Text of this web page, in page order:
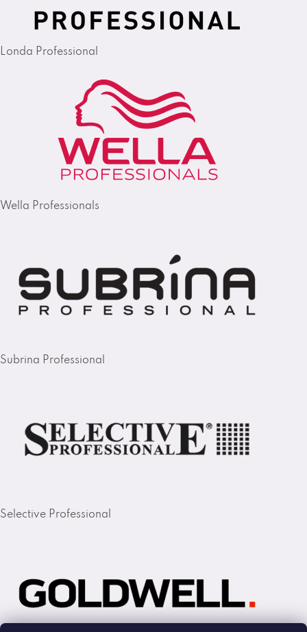
Londa Professional
Wella Professionals
Subrina Professional
Selective Professional